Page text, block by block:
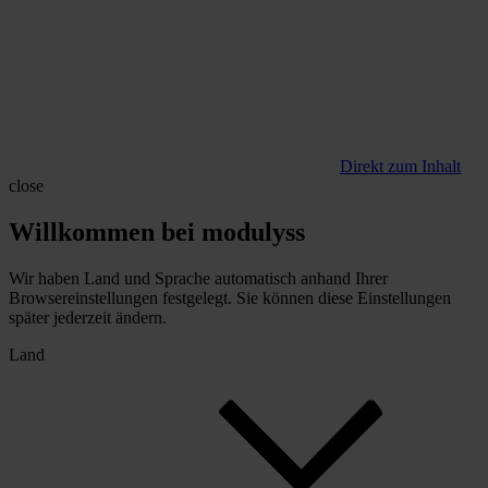
Direkt zum Inhalt
close
Willkommen bei modulyss
Wir haben Land und Sprache automatisch anhand Ihrer
Browsereinstellungen festgelegt. Sie können diese Einstellungen
später jederzeit ändern.
Land